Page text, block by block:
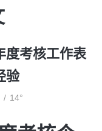
度考核工作表
验
14°